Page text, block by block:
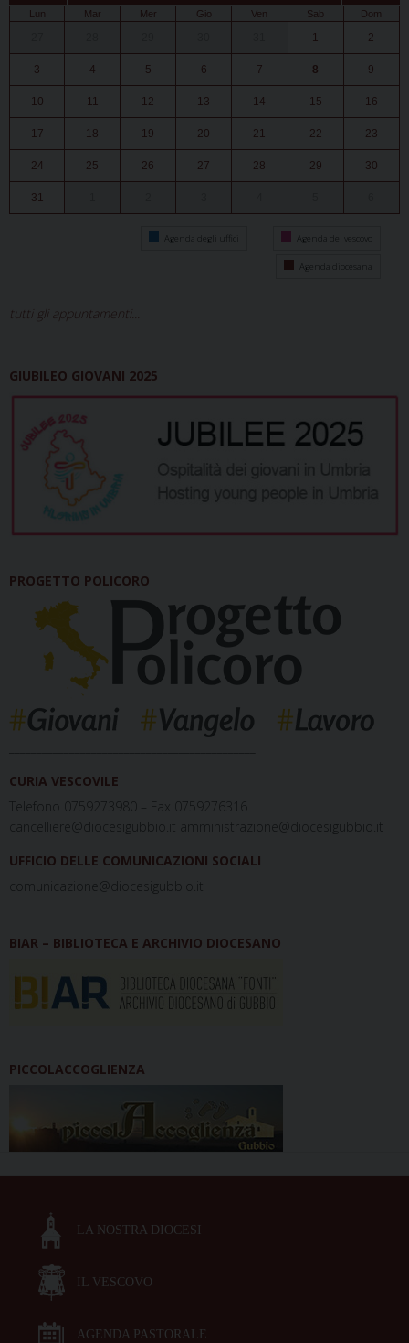
Lun Mar Mer Gio Ven Sab Dom
1 2
3 4 5 6 7 8 9
10 11 12 13 14 15 16
17 18 19 20 21 22 23
24 25 26 27 28 29 30
31
Agenda degli uffici Agenda del vescovo
Agenda diocesana
tutti gli appuntamenti...
GIUBILEO GIOVANI 2025
PROGETTO POLICORO
CURIA VESCOVILE
Telefono 0759273980 – Fax 0759276316
cancelliere@diocesigubbio.it amministrazione@diocesigubbio.it
UFFICIO DELLE COMUNICAZIONI SOCIALI
comunicazione@diocesigubbio.it
BIAR – BIBLIOTECA E ARCHIVIO DIOCESANO
PICCOLACCOGLIENZA
LA NOSTRA DIOCESI
IL VESCOVO
AGENDA PASTORALE